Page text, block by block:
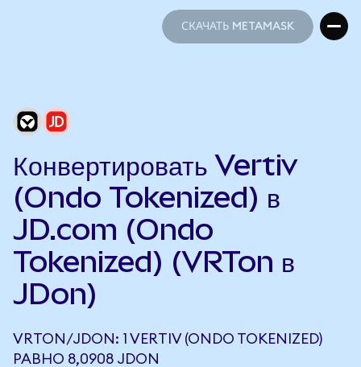
СКАЧАТЬ METAMASK
Конвертировать Vertiv
(Ondo Tokenized) в
JD.com (Ondo
Tokenized) (VRTon в
JDon)
VRTON/JDON: 1 VERTIV (ONDO TOKENIZED)
РАВНО 8,0908 JDON